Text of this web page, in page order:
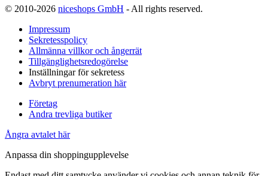
© 2010-2026 niceshops GmbH - All rights reserved.
Impressum
Sekretesspolicy
Allmänna villkor och ångerrät
Tillgänglighetsredogörelse
Inställningar för sekretess
Avbryt prenumeration här
Företag
Andra trevliga butiker
Ångra avtalet här
Anpassa din shoppingupplevelse